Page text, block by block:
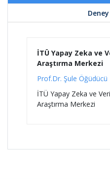
İTÜ Yapay Zeka ve
Araştırma Merkezi
Prof.Dr. Şule Öğüdücü
İTÜ Yapay Zeka ve
Araştırma Merkezi